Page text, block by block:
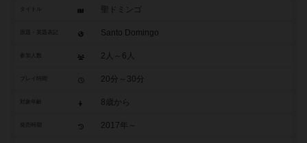
タイトル 聖ドミンゴ
Santo Domingo
参加人数 2人～6人
20分～30分
8歳から
2017年～